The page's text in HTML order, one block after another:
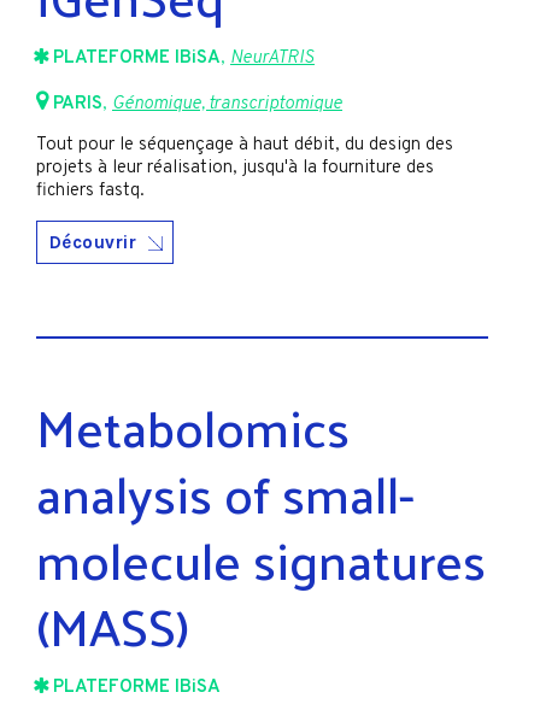
PLATEFORME IBiSA, NeurATRIS
PARIS, Génomique, transcriptomique
Tout pour le séquençage à haut débit, du design des
projets à leur réalisation, jusqu'à la fourniture des
fichiers fastq.
Découvrir
Metabolomics
analysis of small-
molecule signatures
(MASS)
PLATEFORME IBiSA